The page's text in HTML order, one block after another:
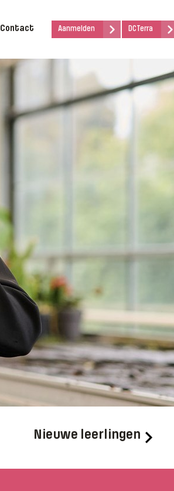
Contact Aanmelden DCTerra
Nieuwe leerlingen